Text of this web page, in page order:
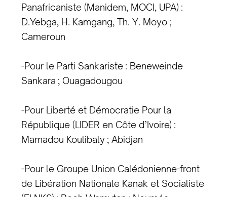
Panafricaniste (Manidem, MOCI, UPA) :
D.Yebga, H. Kamgang, Th. Y. Moyo ;
Cameroun
-Pour le Parti Sankariste : Beneweinde
Sankara ; Ouagadougou
-Pour Liberté et Démocratie Pour la
République (LIDER en Côte d’Ivoire) :
Mamadou Koulibaly ; Abidjan
-Pour le Groupe Union Calédonienne-front
de Libération Nationale Kanak et Socialiste